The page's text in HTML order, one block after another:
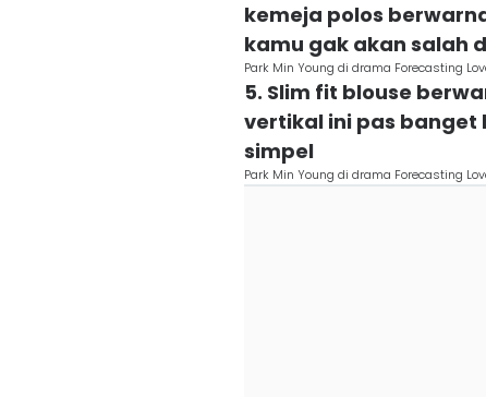
kemeja polos
kamu gak akan salah
Park Min Young di drama Forecasting
5. Slim fit blouse
vertikal ini pas
simpel
Park Min Young di drama Forecasting